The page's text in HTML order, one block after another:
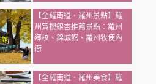
【全羅南道．羅州景點】羅
州賞櫻銀杏推薦景點：羅州
鄉校、錦城館、羅州牧使內
衙
【全羅南道．羅州美食】羅